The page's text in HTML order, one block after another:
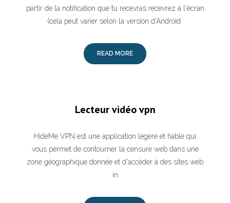
partir de la notification que tu recevras recevrez à l'écran
(cela peut varier selon la version d'Android
READ MORE
Lecteur vidéo vpn
HideMe VPN est une application légère et fiable qui
vous permet de contourner la censure web dans une
zone géographique donnée et d'accéder à des sites web
in